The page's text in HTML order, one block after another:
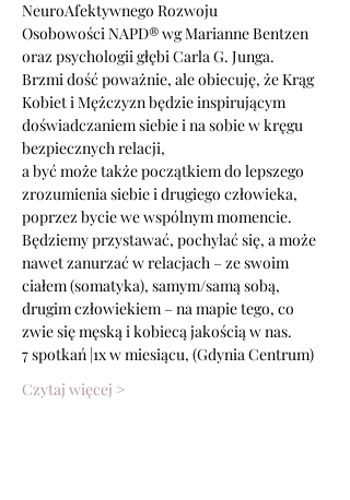
NeuroAfektywnego Rozwoju
Osobowości NAPD® wg Marianne Bentzen
oraz psychologii głębi Carla G. Junga.
Brzmi dość poważnie, ale obiecuję, że Krąg
Kobiet i Mężczyzn będzie inspirującym
doświadczaniem siebie i na sobie w kręgu
bezpiecznych relacji,
a być może także początkiem do lepszego
zrozumienia siebie i drugiego człowieka,
poprzez bycie we wspólnym momencie.
Będziemy przystawać, pochylać się, a może
nawet zanurzać w relacjach – ze swoim
ciałem (somatyka), samym/samą sobą,
drugim człowiekiem – na mapie tego, co
zwie się męską i kobiecą jakością w nas.
7 spotkań |1x w miesiącu, (Gdynia Centrum)
Czytaj więcej >